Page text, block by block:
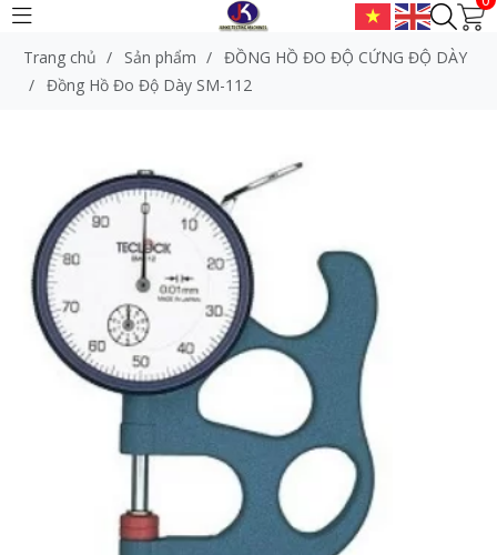
Trang chủ / Sản phẩm /
ĐỒNG HỒ ĐO ĐỘ CỨNG ĐỘ DÀY
/
Đồng Hồ Đo Độ Dày SM-112